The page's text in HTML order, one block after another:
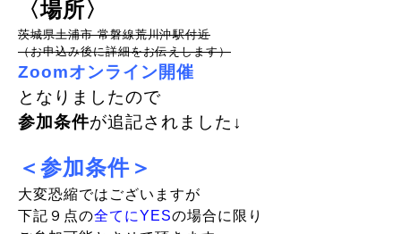
〈場所〉
茨城県土浦市 常磐線荒川沖駅付近
（お申込み後に詳細をお伝えします）
Zoomオンライン開催
となりましたので
参加条件が追記されました↓
＜参加条件＞
大変恐縮ではございますが
下記９点の全てにYESの場合に限り